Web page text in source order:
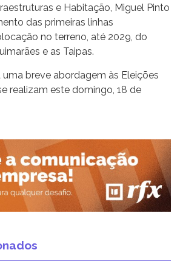
e Habitação, Miguel Pinto
das primeiras linhas
no terreno, até 2029, do
e as Taipas.
uma breve abordagem às Eleições
realizam este domingo, 18 de